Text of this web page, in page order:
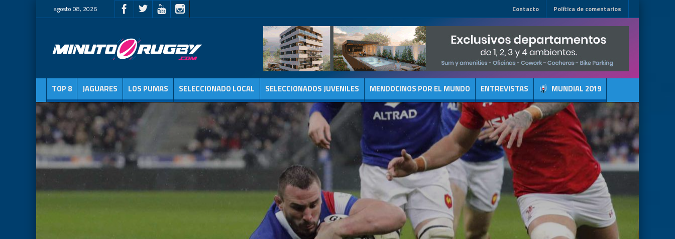
agosto 08, 2026 Contacto Política de comentarios
TOP 8 JAGUARES LOS PUMAS SELECCIONADO LOCAL SELECCIONADOS JUVENILES MENDOCINOS POR EL MUNDO ENTREVISTAS MUNDIAL 2019